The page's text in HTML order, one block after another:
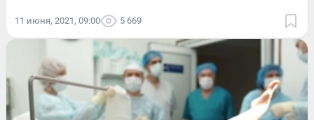
11 июня, 2021, 09:00 5 669